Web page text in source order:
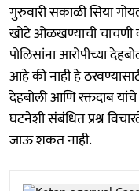
गुरुवारी सकाळी सिया
खोटे ओळखण्याची चाचणी
पोलिसांना आरोपीच्या
आहे की नाही हे
देहबोली आणि रक्तदाब
घटनेशी संबंधित प्रश्न
जाऊ शकत नाही.